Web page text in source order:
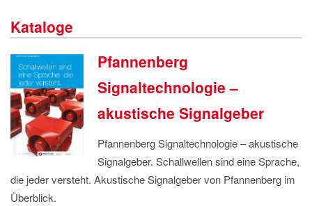
DATENSCHUTZ
Kataloge
Pfannenberg
Signaltechnologie –
akustische Signalgeber
Pfannenberg Signaltechnologie – akustische
Signalgeber. Schallwellen sind eine Sprache,
die jeder versteht. Akustische Signalgeber von Pfannenberg im
Überblick.